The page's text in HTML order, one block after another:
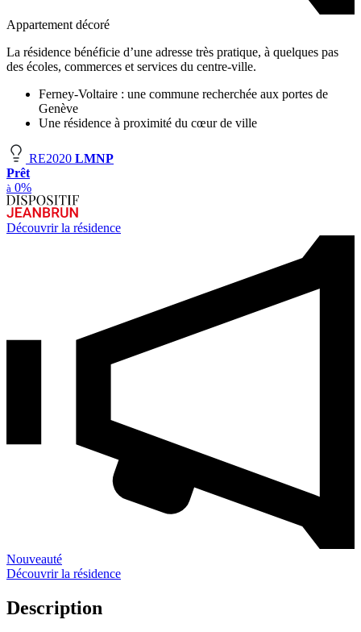
Appartement décoré
La résidence bénéficie d’une adresse très pratique, à quelques pas
des écoles, commerces et services du centre-ville.
Ferney-Voltaire : une commune recherchée aux portes de
Genève
Une résidence à proximité du cœur de ville
RE2020 LMNP
Prêt
à 0%
Découvrir la résidence
Nouveauté
Découvrir la résidence
Description